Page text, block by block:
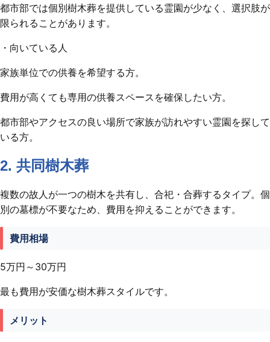
都市部では個別樹木葬を提供している霊園が少なく、選択肢が
限られることがあります。
・向いている人
家族単位での供養を希望する方。
費用が高くても専用の供養スペースを確保したい方。
都市部やアクセスの良い場所で家族が訪れやすい霊園を探して
いる方。
2. 共同樹木葬
複数の故人が一つの樹木を共有し、合祀・合葬するタイプ。個
別の墓標が不要なため、費用を抑えることができます。
費用相場
5万円～30万円
最も費用が安価な樹木葬スタイルです。
メリット